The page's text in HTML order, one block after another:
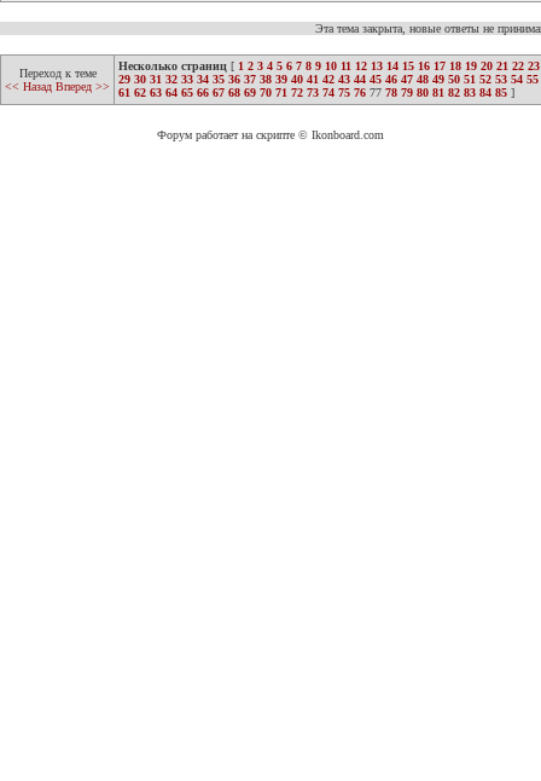
Эта тема закрыта, новые ответы не
Переход к теме
<< Назад Вперед >>
Несколько страниц [ 1 2 3 4 5 6 7 8 9 10 11 12 13 14 15 16 17 18 19 20 21 22 23
29 30 31 32 33 34 35 36 37 38 39 40 41 42 43 44 45 46 47 48 49 50 51 52 53 54 55
61 62 63 64 65 66 67 68 69 70 71 72 73 74 75 76 77 78 79 80 81 82 83 84 85 ]
Форум работает на скрипте © Ikonboard.com